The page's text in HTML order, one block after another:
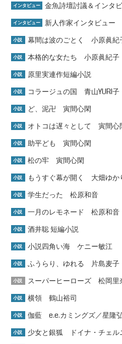
インタビュー 金魚詩壇討議＆インタ
インタビュー 新人作家インタビュー
小説 幕間は波のごとく 小原眞紀
小説 本格的な女たち 小原眞紀子
小説 原里実連作短編小説
小説 コラージュの国 青山YURI子
小説 ど、泥卍 寅間心閑
小説 オトコは遅々として 寅間心
小説 助平ども 寅間心閑
小説 松の牢 寅間心閑
小説 もうすぐ幕が開く 大畑ゆか
小説 学生だった 松原和音
小説 一月のレモネード 松原和音
小説 酒井聡 短編小説
小説 小説四角い海 ケニー敏江
小説 ふうらり、ゆれる 片島麦子
小説 スーパーヒーローズ 松岡里
小説 横領 鶴山裕司
小説 伽藍 e.e.カミングズ／星隆
小説 少女と銀狐 ドイナ・チェル